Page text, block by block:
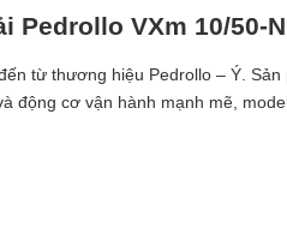
VXm 10/50-N
từ thương hiệu Pedrollo – Ý.
động cơ vận hành mạnh mẽ,